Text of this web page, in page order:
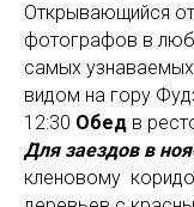
Открывающийся
фотографов в
самых
видом на гору
12:30 Обед в
Для заездов в
кленовому